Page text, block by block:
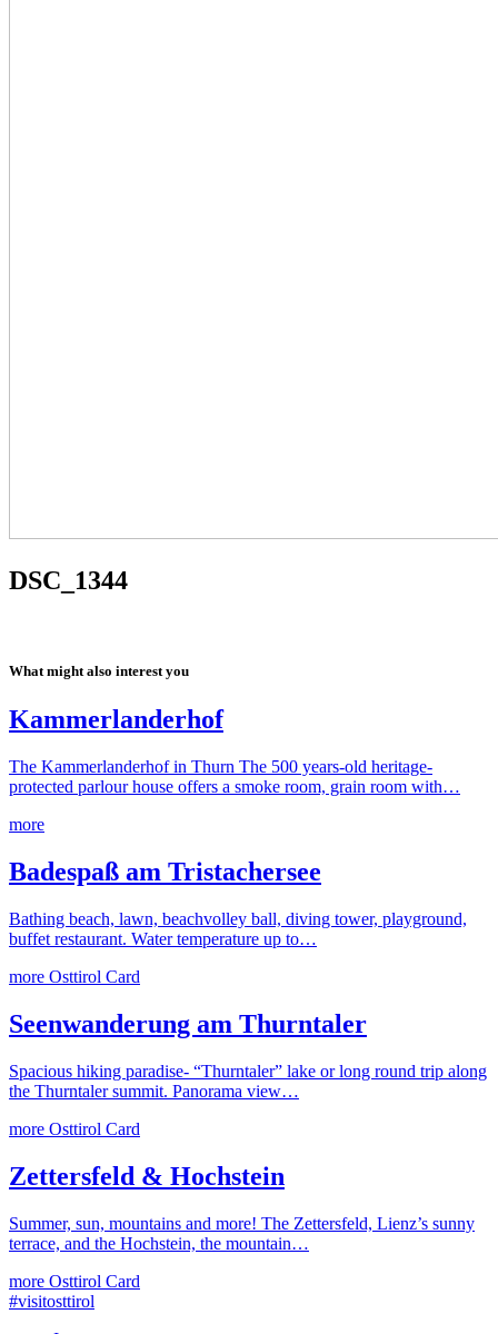
DSC_1344
What might also interest you
Kammerlanderhof
The Kammerlanderhof in Thurn The 500 years-old heritage-
protected parlour house offers a smoke room, grain room with…
more
Badespaß am Tristachersee
Bathing beach, lawn, beachvolley ball, diving tower, playground,
buffet restaurant. Water temperature up to…
more Osttirol Card
Seenwanderung am Thurntaler
Spacious hiking paradise- “Thurntaler” lake or long round trip along
the Thurntaler summit. Panorama view…
more Osttirol Card
Zettersfeld & Hochstein
Summer, sun, mountains and more! The Zettersfeld, Lienz’s sunny
terrace, and the Hochstein, the mountain…
more Osttirol Card
#visitosttirol